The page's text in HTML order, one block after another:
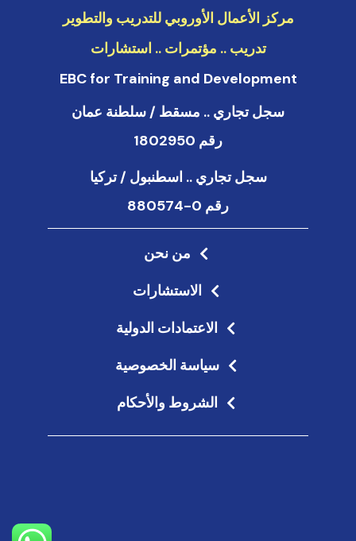
مركز الأعمال الأوروبي للتدريب والتطوير
تدريب .. مؤتمرات .. استشارات
EBC for Training and Development
سجل تجاري .. مسقط / سلطنة عمان
رقم 1802950
سجل تجاري .. اسطنبول / تركيا
رقم 0-880574
من نحن
الاستشارات
الاعتمادات الدولية
سياسة الخصوصية
الشروط والأحكام